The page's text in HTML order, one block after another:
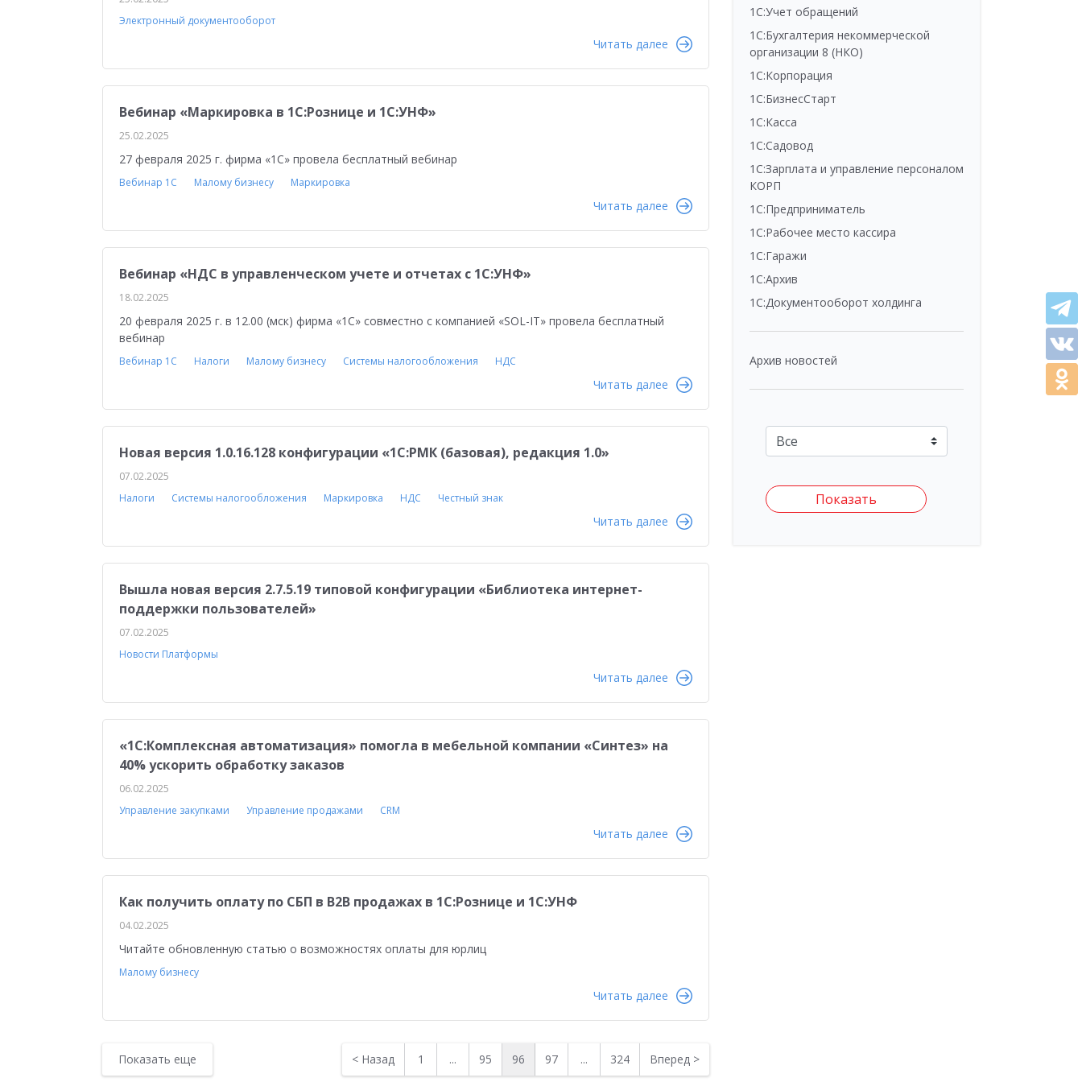
Медицина
Электронный документооборот
Читать далее
Вебинар «Маркировка в 1С:Рознице и 1С:УНФ»
25.02.2025
27 февраля 2025 г. фирма «1С» провела бесплатный вебинар
Вебинар 1С Малому бизнесу Маркировка
Читать далее
Вебинар «НДС в управленческом учете и отчетах с 1С:УНФ»
18.02.2025
20 февраля 2025 г. в 12.00 (мск) фирма «1С» совместно с компанией «SOL-IT» провела бесплатный
вебинар
Вебинар 1С Налоги Малому бизнесу Системы налогообложения НДС
Читать далее
Новая версия 1.0.16.128 конфигурации «1С:РМК (базовая), редакция 1.0»
07.02.2025
Налоги
Системы налогообложения Маркировка НДС Честный знак
Читать далее
Вышла новая версия 2.7.5.19 типовой конфигурации «Библиотека интернет-
поддержки пользователей»
07.02.2025
Новости Платформы
Читать далее
«1С:Комплексная автоматизация» помогла в мебельной компании «Синтез» на
40% ускорить обработку заказов
06.02.2025
Управление закупками
Управление продажами CRM
Читать далее
Как получить оплату по СБП в B2B продажах в 1С:Рознице и 1С:УНФ
04.02.2025
Читайте обновленную статью о возможностях оплаты для юрлиц
Малому бизнесу
Читать далее
Показать еще < Назад 1 ... 95 96 97 ... 324 Вперед >
1С:Учет обращений
1С:Бухгалтерия некоммерческой
организации 8 (НКО)
1С:Корпорация
1С:БизнесСтарт
1С:Касса
1С:Садовод
1С:Зарплата и управление персоналом
КОРП
1С:Предприниматель
1С:Рабочее место кассира
1С:Гаражи
1С:Архив
1С:Документооборот холдинга
Архив новостей
Показать